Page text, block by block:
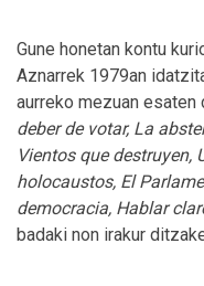
Gune honetan kontu
Aznarrek 1979an
aurreko mezuan esaten
deber de votar, La
Vientos que destruyen,
holocaustos, El
democracia, Hablar
badaki non irakur